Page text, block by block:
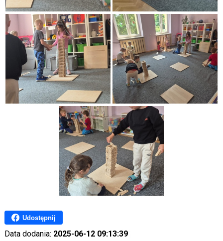
Udostępnij
Data dodania: 2025-06-12 09:13:39